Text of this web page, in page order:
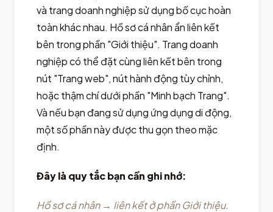
và trang doanh nghiệp sử dụng bố cục hoàn
toàn khác nhau. Hồ sơ cá nhân ẩn liên kết
bên trong phần "Giới thiệu". Trang doanh
nghiệp có thể đặt cùng liên kết bên trong
nút "Trang web", nút hành động tùy chỉnh,
hoặc thậm chí dưới phần "Minh bạch Trang".
Và nếu bạn đang sử dụng ứng dụng di động,
một số phần này được thu gọn theo mặc
định.
Đây là quy tắc bạn cần ghi nhớ:
Hồ sơ cá nhân → liên kết ở phần Giới thiệu.